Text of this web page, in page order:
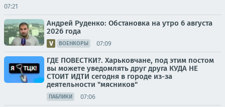
07:21
Андрей Руденко: Обстановка на утро 6 августа
2026 года
ВОЕНКОРЫ 07:09
ГДЕ ПОВЕСТКИ?. Харьковчане, под этим постом
вы можете уведомлять друг друга КУДА НЕ
СТОИТ ИДТИ сегодня в городе из-за
деятельности "мясников"
ПАБЛИКИ 07:06